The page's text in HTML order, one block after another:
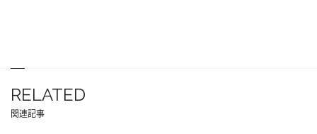
RELATED
関連記事